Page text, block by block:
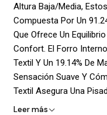
Altura Baja/Media,
Compuesta Por Un
Que Ofrece Un
Confort. El Forro
Textil Y Un 19.14% De
Sensación Suave Y
Textil Asegura Una
Mientras Que La Suela
Leer más